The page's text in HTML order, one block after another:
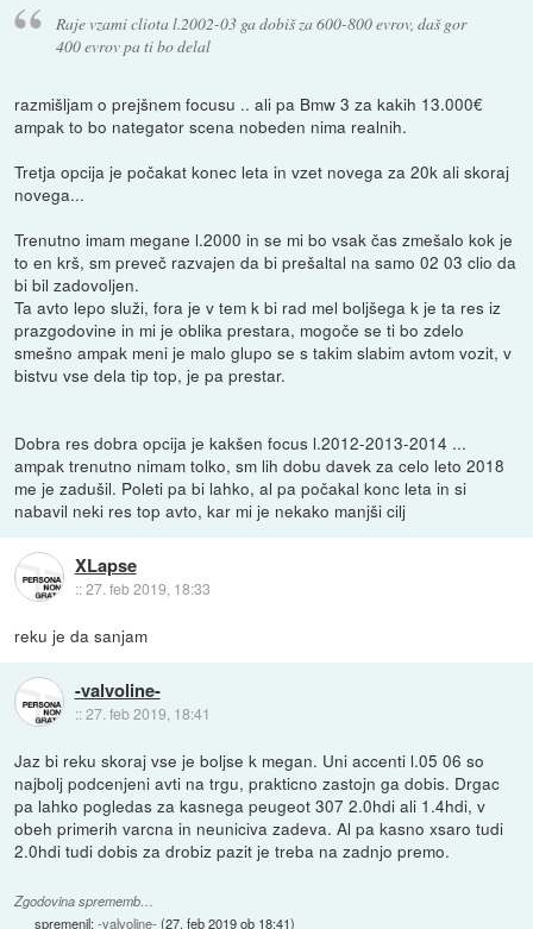
Raje vzami cliota l.2002-03 ga dobiš za 600-800 evrov, daš gor
400 evrov pa ti bo delal
razmišljam o prejšnem focusu .. ali pa Bmw 3 za kakih 13.000€
ampak to bo nategator scena nobeden nima realnih.
Tretja opcija je počakat konec leta in vzet novega za 20k ali skoraj
novega...
Trenutno imam megane l.2000 in se mi bo vsak čas zmešalo kok je
to en krš, sm preveč razvajen da bi prešaltal na samo 02 03 clio da
bi bil zadovoljen.
Ta avto lepo služi, fora je v tem k bi rad mel boljšega k je ta res iz
prazgodovine in mi je oblika prestara, mogoče se ti bo zdelo
smešno ampak meni je malo glupo se s takim slabim avtom vozit, v
bistvu vse dela tip top, je pa prestar.
Dobra res dobra opcija je kakšen focus l.2012-2013-2014 ...
ampak trenutno nimam tolko, sm lih dobu davek za celo leto 2018
me je zadušil. Poleti pa bi lahko, al pa počakal konc leta in si
nabavil neki res top avto, kar mi je nekako manjši cilj
XLapse
::27. feb 2019, 18:33
reku je da sanjam
-valvoline-
::27. feb 2019, 18:41
Jaz bi reku skoraj vse je boljse k megan. Uni accenti l.05 06 so
najbolj podcenjeni avti na trgu, prakticno zastojn ga dobis. Drgac
pa lahko pogledas za kasnega peugeot 307 2.0hdi ali 1.4hdi, v
obeh primerih varcna in neuniciva zadeva. Al pa kasno xsaro tudi
2.0hdi tudi dobis za drobiz pazit je treba na zadnjo premo.
Zgodovina sprememb…
spremenil:-valvoline- (27. feb 2019 ob 18:41)